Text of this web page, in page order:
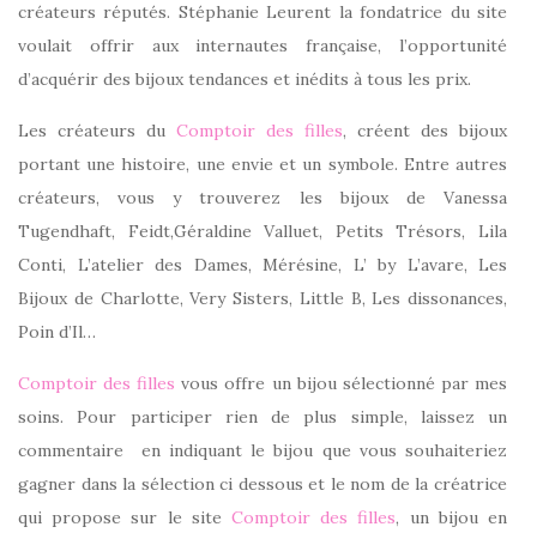
créateurs réputés. Stéphanie Leurent la fondatrice du site
voulait offrir aux internautes française, l’opportunité
d’acquérir des bijoux tendances et inédits à tous les prix.
Les créateurs du Comptoir des filles, créent des bijoux
portant une histoire, une envie et un symbole. Entre autres
créateurs, vous y trouverez les bijoux de Vanessa
Tugendhaft, Feidt,Géraldine Valluet, Petits Trésors, Lila
Conti, L’atelier des Dames, Mérésine, L’ by L’avare, Les
Bijoux de Charlotte, Very Sisters, Little B, Les dissonances,
Poin d’Il…
Comptoir des filles vous offre un bijou sélectionné par mes
soins. Pour participer rien de plus simple, laissez un
commentaire en indiquant le bijou que vous souhaiteriez
gagner dans la sélection ci dessous et le nom de la créatrice
qui propose sur le site Comptoir des filles, un bijou en